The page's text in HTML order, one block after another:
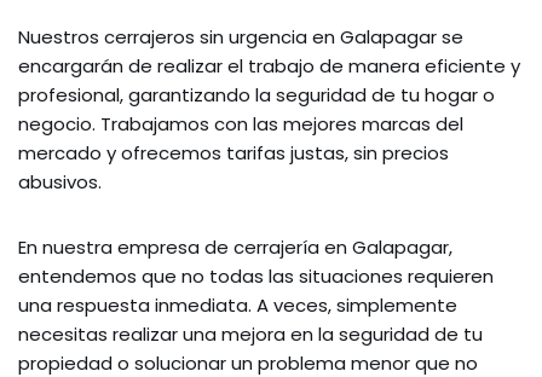
Nuestros cerrajeros sin urgencia en Galapagar se
encargarán de realizar el trabajo de manera eficiente y
profesional, garantizando la seguridad de tu hogar o
negocio. Trabajamos con las mejores marcas del
mercado y ofrecemos tarifas justas, sin precios
abusivos.
En nuestra empresa de cerrajería en Galapagar,
entendemos que no todas las situaciones requieren
una respuesta inmediata. A veces, simplemente
necesitas realizar una mejora en la seguridad de tu
propiedad o solucionar un problema menor que no